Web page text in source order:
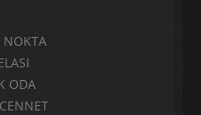
NOKTA
ODA